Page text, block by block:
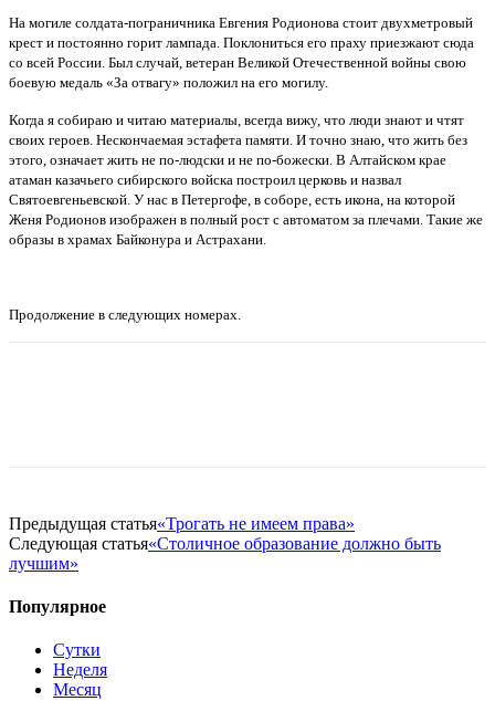
На могиле солдата-пограничника Евгения Родионова стоит двухметровый
крест и постоянно горит лампада. Поклониться его праху приезжают сюда
со всей России. Был случай, ветеран Великой Отечественной войны свою
боевую медаль «За отвагу» положил на его могилу.
Когда я собираю и читаю материалы, всегда вижу, что люди знают и чтят
своих героев. Нескончаемая эстафета памяти. И точно знаю, что жить без
этого, означает жить не по-людски и не по-божески. В Алтайском крае
атаман казачьего сибирского войска построил церковь и назвал
Святоевгеньевской. У нас в Петергофе, в соборе, есть икона, на которой
Женя Родионов изображен в полный рост с автоматом за плечами. Такие же
образы в храмах Байконура и Астрахани.
Продолжение в следующих номерах.
Предыдущая статья«Трогать не имеем права»
Следующая статья«Столичное образование должно быть
лучшим»
Популярное
Сутки
Неделя
Месяц